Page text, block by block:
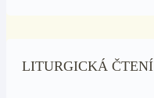
LITURGICKÁ ČTENÍ